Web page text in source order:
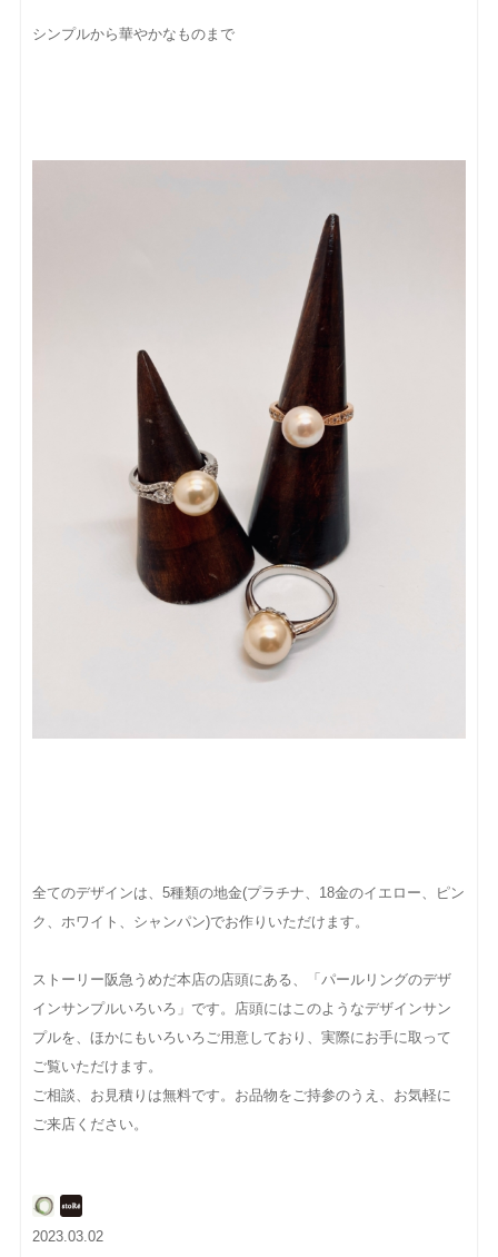
シンプルから華やかなものまで
全てのデザインは、5種類の地金(プラチナ、18金のイエロー、ピン
ク、ホワイト、シャンパン)でお作りいただけます。
ストーリー阪急うめだ本店の店頭にある、「パールリングのデザ
インサンプルいろいろ」です。店頭にはこのようなデザインサン
プルを、ほかにもいろいろご用意しており、実際にお手に取って
ご覧いただけます。
ご相談、お見積りは無料です。お品物をご持参のうえ、お気軽に
ご来店ください。
2023.03.02